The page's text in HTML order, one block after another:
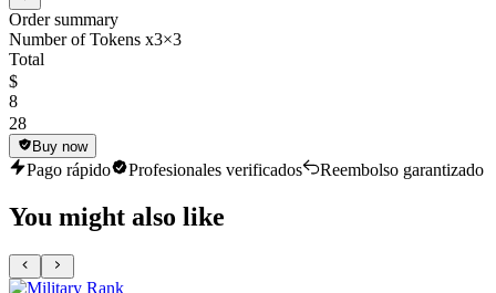
Order summary
Number of Tokens x3×3
Total
$
8
28
Buy now
Pago rápido Profesionales verificados Reembolso garantizado
You might also like